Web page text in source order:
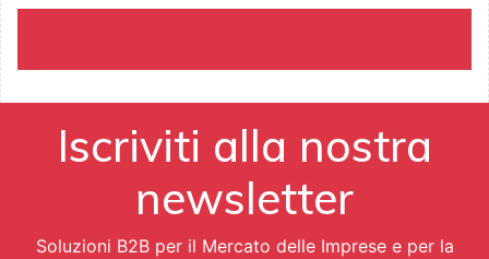
Iscriviti alla nostra
newsletter
Soluzioni B2B per il Mercato delle Imprese e per la